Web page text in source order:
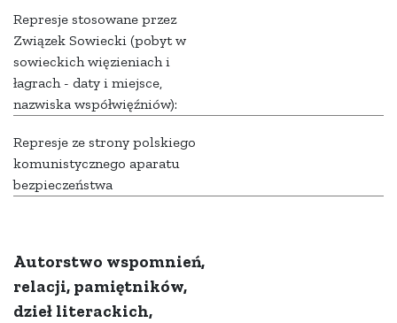
Represje stosowane przez
Związek Sowiecki (pobyt w
sowieckich więzieniach i
łagrach - daty i miejsce,
nazwiska współwięźniów):
Represje ze strony polskiego
komunistycznego aparatu
bezpieczeństwa
Autorstwo wspomnień,
relacji, pamiętników,
dzieł literackich,